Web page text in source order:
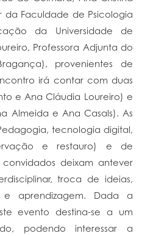
da Faculdade de Psicologia
da Universidade de
Professora Adjunta do
provenientes de
irá contar com duas
e Ana Cláudia Loureiro) e
Almeida e Ana Casals). As
tecnologia digital,
e restauro) e de
deixam antever
troca de ideias,
e aprendizagem. Dada a
evento destina-se a um
podendo interessar a